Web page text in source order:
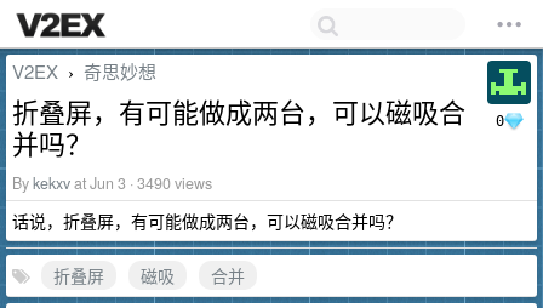
0
V2EX › 奇思妙想
折叠屏，有可能做成两台，可以磁吸合
并吗？
Bykekxvat Jun 3 · 3490 views
话说，折叠屏，有可能做成两台，可以磁吸合并吗？
折叠屏 磁吸
合并